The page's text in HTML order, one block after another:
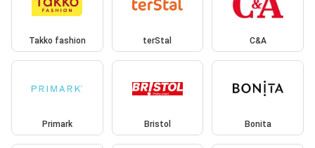
Takko fashion terStal C&A
Primark Bristol Bonita